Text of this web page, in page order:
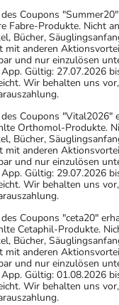
Coupons
Fabre-Produkte. Nicht
Bücher,
mit anderen
und nur einzulösen
Gültig: 27.07.2026
Wir behalten uns
Coupons "Vital2026"
Orthomol-Produkte.
Bücher,
mit anderen
und nur einzulösen
Gültig: 29.07.2026
Wir behalten uns
Coupons "ceta20"
Cetaphil-Produkte.
Bücher,
mit anderen
und nur einzulösen
Gültig: 01.08.2026
Wir behalten uns